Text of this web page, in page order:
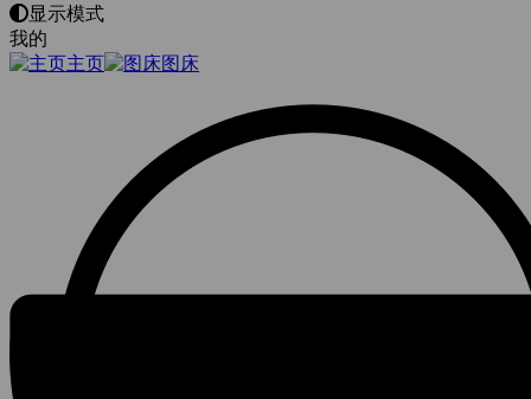
显示模式
我的
主页
图床